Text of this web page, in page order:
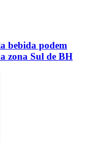
bebida podem
zona Sul de BH